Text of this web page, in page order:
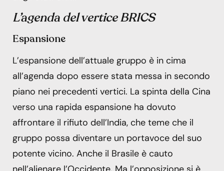
L’agenda del vertice BRICS
Espansione
L’espansione dell’attuale gruppo è in cima
all’agenda dopo essere stata messa in secondo
piano nei precedenti vertici. La spinta della Cina
verso una rapida espansione ha dovuto
affrontare il rifiuto dell’India, che teme che il
gruppo possa diventare un portavoce del suo
potente vicino. Anche il Brasile è cauto